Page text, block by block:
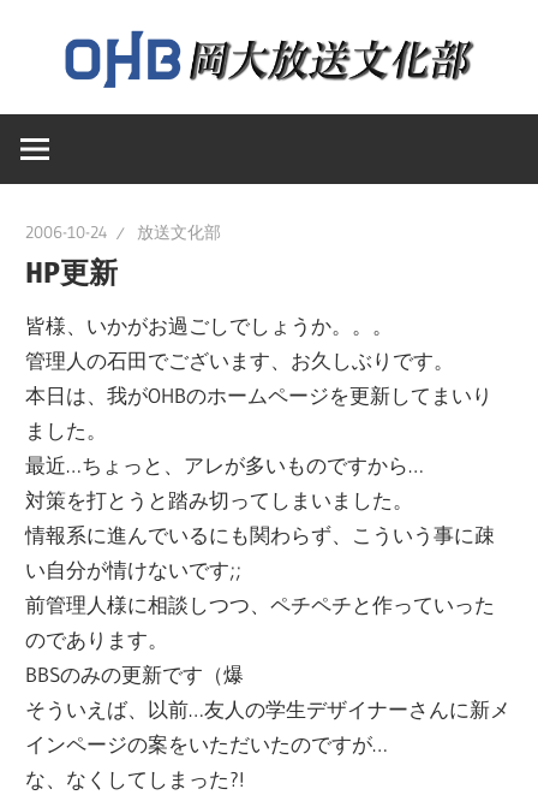
ン
へ
学
放
送
文
部
岡
大
送
文
化
部
の
ウ
ェ
ブ
ペ
ー
ジ
で
す
2006-10-24 放送文化部
HP更新
皆様、いかがお過ごしでしょうか。。。
管理人の石田でございます、お久しぶりです。
本日は、我がOHBのホームページを更新してまいり
ました。
最近…ちょっと、アレが多いものですから…
対策を打とうと踏み切ってしまいました。
情報系に進んでいるにも関わらず、こういう事に疎
い自分が情けないです;;
前管理人様に相談しつつ、ペチペチと作っていった
のであります。
BBSのみの更新です（爆
そういえば、以前…友人の学生デザイナーさんに新メ
インページの案をいただいたのですが…
な、なくしてしまった?!